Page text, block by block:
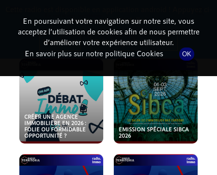
PODCASTS
CRÉER UNE AGENCE
IMMOBILIÈRE EN 2026 :
FOLIE OU FORMIDABLE
OPPORTUNITÉ ?
EMISSION SPÉCIALE SIBCA
2026
En poursuivant votre navigation sur notre site, vous
acceptez l’utilisation de cookies afin de nous permettre
d’améliorer votre expérience utilisateur.
En savoir plus sur notre politique Cookies
OK
dessous pour l'installer.
Non merci Télécharger l'application